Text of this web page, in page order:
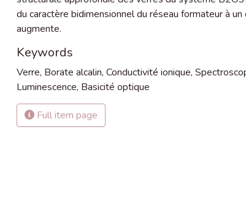
du caractère bidimensionnel du réseau formateur à
augmente.
Keywords
Verre, Borate alcalin, Conductivité ionique,
Luminescence, Basicité optique
Full item page